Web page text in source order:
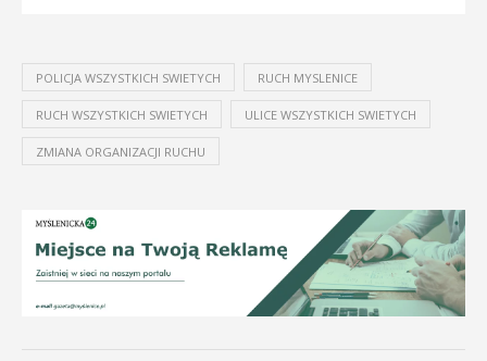
POLICJA WSZYSTKICH SWIETYCH RUCH MYSLENICE
RUCH WSZYSTKICH SWIETYCH ULICE WSZYSTKICH SWIETYCH
ZMIANA ORGANIZACJI RUCHU